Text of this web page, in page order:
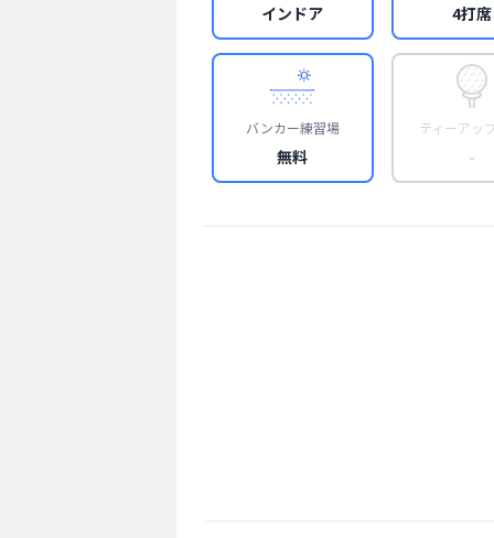
インドア 4打席
バンカー練習場
無料
ティーアッ
-